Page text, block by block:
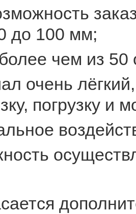
до 100 мм;
чем из 50
очень
погрузку и